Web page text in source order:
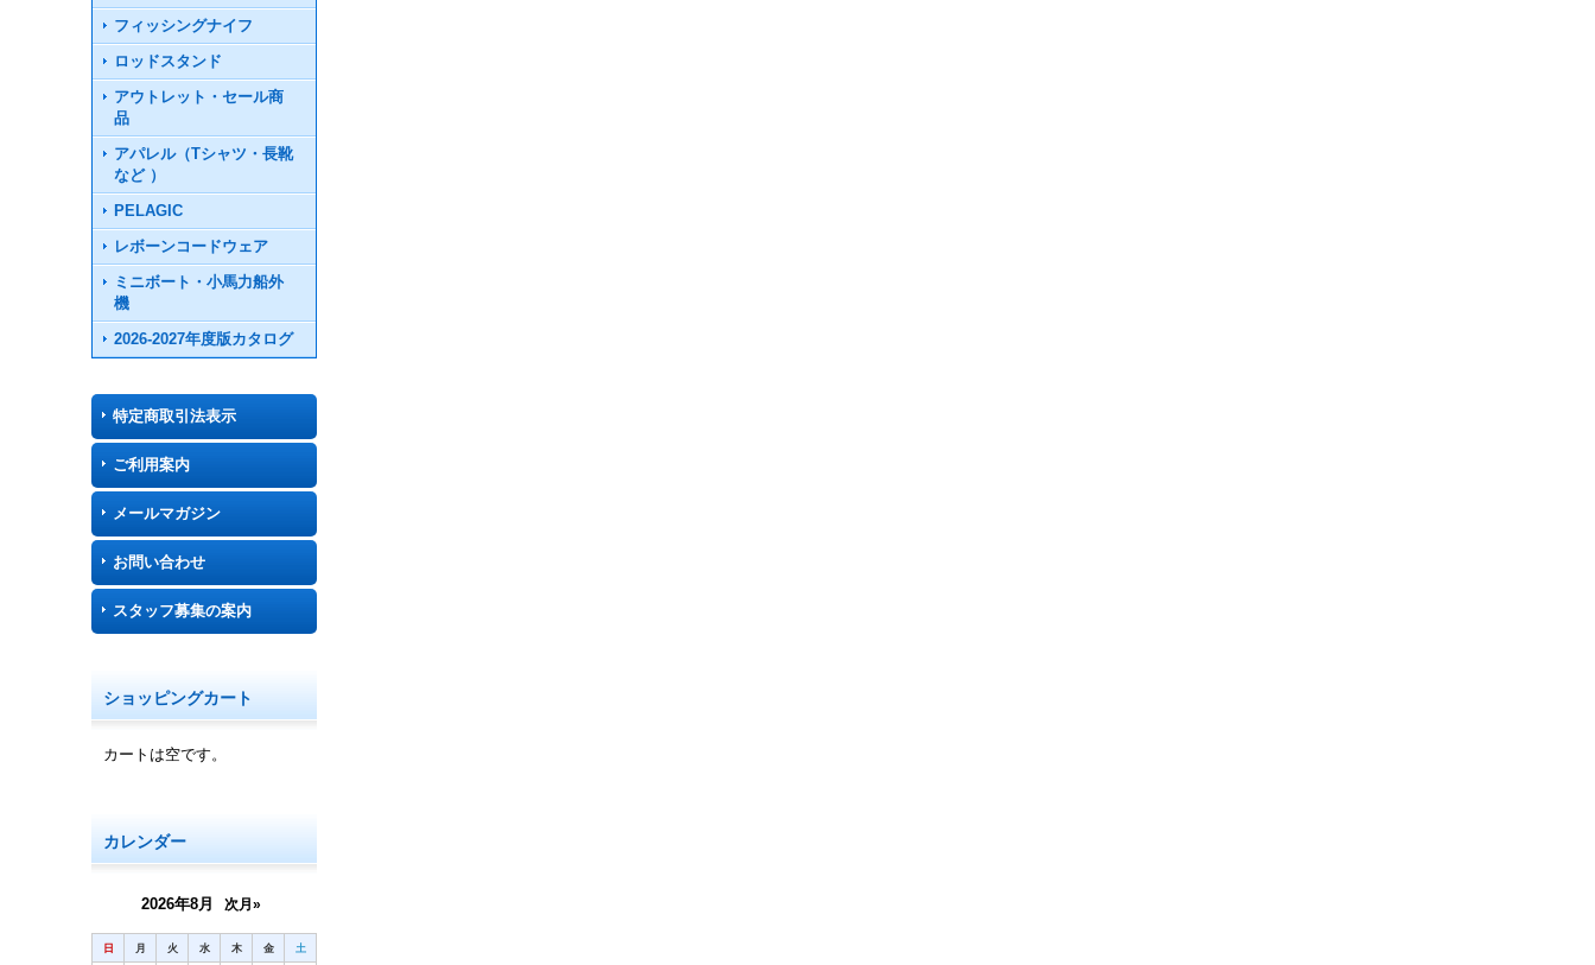
フィッシングナイフ
ロッドスタンド
アウトレット・セール商
品
アパレル（Tシャツ・長靴
など ）
PELAGIC
レボーンコードウェア
ミニボート・小馬力船外
機
2026-2027年度版カタログ
特定商取引法表示
ご利用案内
メールマガジン
お問い合わせ
スタッフ募集の案内
ショッピングカート
カートは空です。
カレンダー
2026年8月 次月»
日 月 火 水 木 金 土